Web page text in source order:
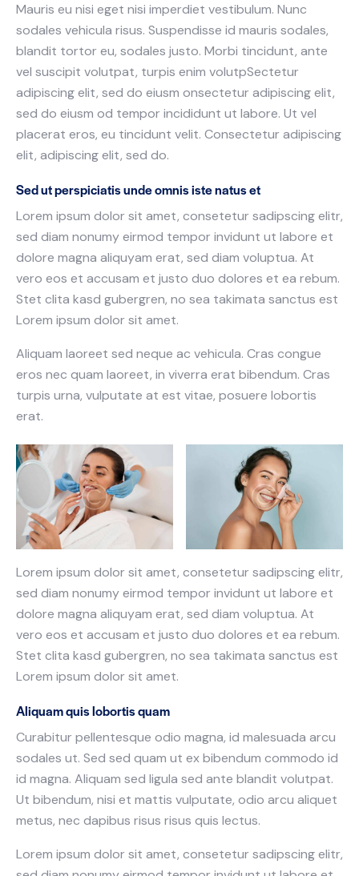
Mauris eu nisi eget nisi imperdiet vestibulum. Nunc
sodales vehicula risus. Suspendisse id mauris sodales,
blandit tortor eu, sodales justo. Morbi tincidunt, ante
vel suscipit volutpat, turpis enim volutpSectetur
adipiscing elit, sed do eiusm onsectetur adipiscing elit,
sed do eiusm od tempor incididunt ut labore. Ut vel
placerat eros, eu tincidunt velit. Consectetur adipiscing
elit, adipiscing elit, sed do.
Sed ut perspiciatis unde omnis iste natus et
Lorem ipsum dolor sit amet, consetetur sadipscing elitr,
sed diam nonumy eirmod tempor invidunt ut labore et
dolore magna aliquyam erat, sed diam voluptua. At
vero eos et accusam et justo duo dolores et ea rebum.
Stet clita kasd gubergren, no sea takimata sanctus est
Lorem ipsum dolor sit amet.
Aliquam laoreet sed neque ac vehicula. Cras congue
eros nec quam laoreet, in viverra erat bibendum. Cras
turpis urna, vulputate at est vitae, posuere lobortis
erat.
Lorem ipsum dolor sit amet, consetetur sadipscing elitr,
sed diam nonumy eirmod tempor invidunt ut labore et
dolore magna aliquyam erat, sed diam voluptua. At
vero eos et accusam et justo duo dolores et ea rebum.
Stet clita kasd gubergren, no sea takimata sanctus est
Lorem ipsum dolor sit amet.
Aliquam quis lobortis quam
Curabitur pellentesque odio magna, id malesuada arcu
sodales ut. Sed sed quam ut ex bibendum commodo id
id magna. Aliquam sed ligula sed ante blandit volutpat.
Ut bibendum, nisi et mattis vulputate, odio arcu aliquet
metus, nec dapibus risus risus quis lectus.
Lorem ipsum dolor sit amet, consetetur sadipscing elitr,